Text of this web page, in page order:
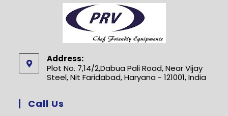
Address:
Plot No. 7,14/2,Dabua Pali Road, Near Vijay
Steel, Nit Faridabad, Haryana - 121001, India
Call Us